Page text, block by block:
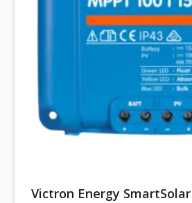
Victron Energy SmartSolar